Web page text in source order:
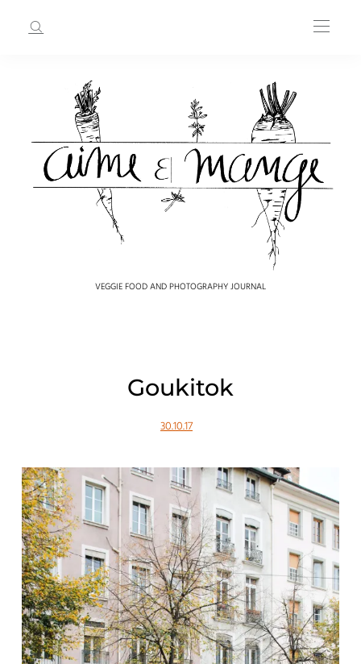
VEGGIE FOOD AND PHOTOGRAPHY JOURNAL
Goukitok
30.10.17